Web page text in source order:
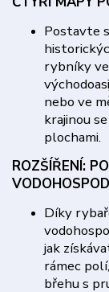
Postavte
rybníky
nebo ve
krajinou
plochami.
ROZŠÍŘENÍ: PO
Díky
jak
rámec
břehu s